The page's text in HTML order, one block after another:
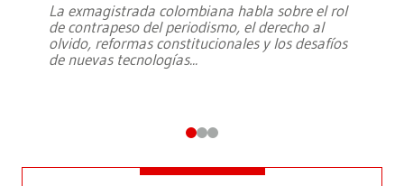
La exmagistrada colombiana habla sobre el rol
de contrapeso del periodismo, el derecho al
olvido, reformas constitucionales y los desafíos
de nuevas tecnologías...